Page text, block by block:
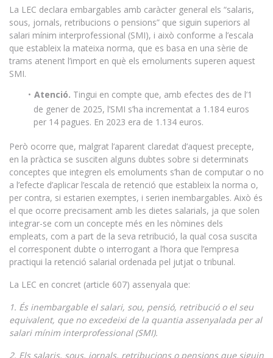
La LEC declara embargables amb caràcter general els “salaris,
sous, jornals, retribucions o pensions” que siguin superiors al
salari mínim interprofessional (SMI), i això conforme a l’escala
que estableix la mateixa norma, que es basa en una sèrie de
trams atenent l’import en què els emoluments superen aquest
SMI.
Atenció. Tingui en compte que, amb efectes des de l’1
de gener de 2025, l’SMI s’ha incrementat a 1.184 euros
per 14 pagues. En 2023 era de 1.134 euros.
Però ocorre que, malgrat l’aparent claredat d’aquest precepte,
en la pràctica se susciten alguns dubtes sobre si determinats
conceptes que integren els emoluments s’han de computar o no
a l’efecte d’aplicar l’escala de retenció que estableix la norma o,
per contra, si estarien exemptes, i serien inembargables. Això és
el que ocorre precisament amb les dietes salarials, ja que solen
integrar-se com un concepte més en les nòmines dels
empleats, com a part de la seva retribució, la qual cosa suscita
el corresponent dubte o interrogant a l’hora que l’empresa
practiqui la retenció salarial ordenada pel jutjat o tribunal.
La LEC en concret (article 607) assenyala que:
1. És inembargable el salari, sou, pensió, retribució o el seu
equivalent, que no excedeixi de la quantia assenyalada per al
salari mínim interprofessional (SMI).
2. Els salaris, sous, jornals, retribucions o pensions que siguin